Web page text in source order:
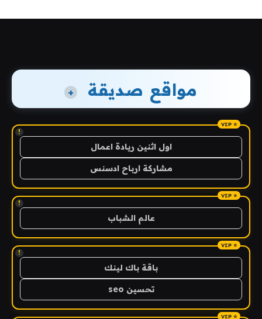
مواقع صديقة +
!
اول اثنين ريادة اعمال
مشاركة ارباح ادسنس
!
عالم الشباب
!
باقة باك لينك
تحسين seo